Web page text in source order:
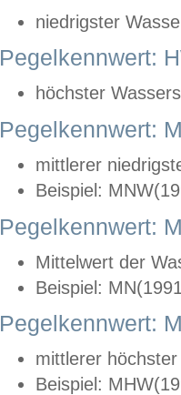
niedrigster
Pegelkennwert:
höchster
Pegelkennwert:
mittlerer
Beispiel:
Pegelkennwert:
Mittelwert der
Beispiel:
Pegelkennwert:
mittlerer
Beispiel: